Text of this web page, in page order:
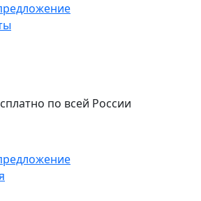
по всей России